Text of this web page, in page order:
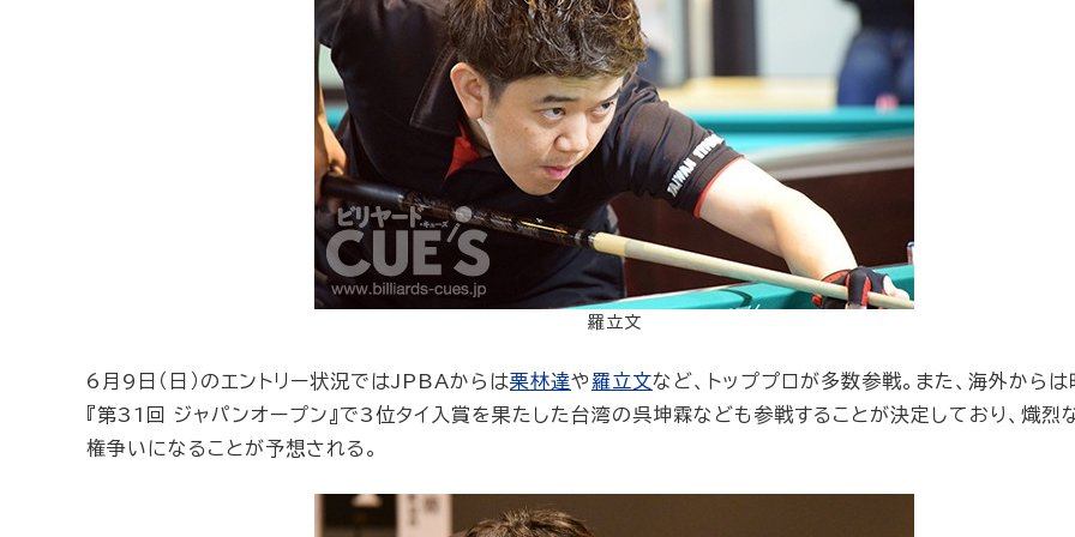
羅立文
6月9日（日）のエントリー状況ではJPBAからは栗林達や羅立文など、トッププロが多数参戦。また、海外からは
『第31回 ジャパンオープン』で3位タイ入賞を果たした台湾の呉坤霖なども参戦することが決定しており、熾烈
権争いになることが予想される。